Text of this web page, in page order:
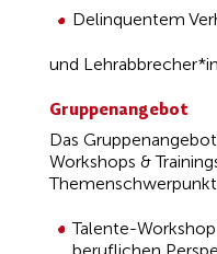
Delinquentem
und
Gruppenangebot
Das
Workshops &
Talente-
beruflichen